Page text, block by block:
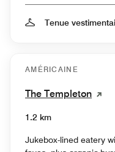
Tenue
AMÉRICAINE
The Templeton
1.2 km
Jukebox-lined eatery